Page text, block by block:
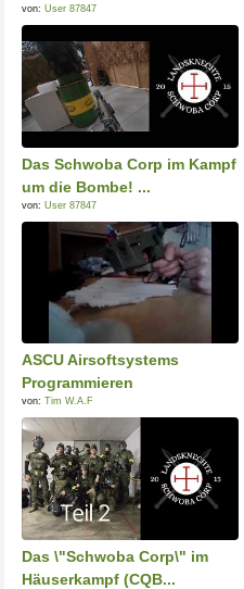
von: User 87847
Das Schwoba Corp im Kampf
um die Bombe! ...
von: User 87847
ASCU Airsoftsystems
Programmieren
von: Tim W.A.F
Das \"Schwoba Corp\" im
Häuserkampf (CQB...